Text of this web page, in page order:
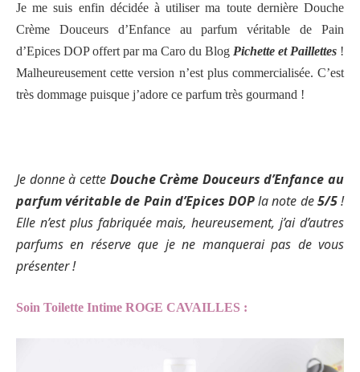
Je me suis enfin décidée à utiliser ma toute dernière Douche
Crème Douceurs d’Enfance au parfum véritable de Pain
d’Epices DOP offert par ma Caro du Blog Pichette et Paillettes !
Malheureusement cette version n’est plus commercialisée. C’est
très dommage puisque j’adore ce parfum très gourmand !
Je donne à cette Douche Crème Douceurs d’Enfance au
parfum véritable de Pain d’Epices DOPla note de5/5!
Elle n’est plus fabriquée mais, heureusement, j’ai d’autres
parfums en réserve que je ne manquerai pas de vous
présenter !
Soin Toilette Intime ROGE CAVAILLES :